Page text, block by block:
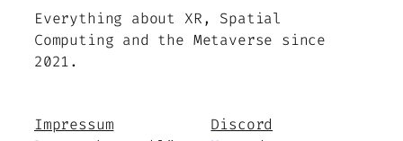
Everything about XR, Spatial
Computing and the Metaverse since
2021.
Impressum
Discord